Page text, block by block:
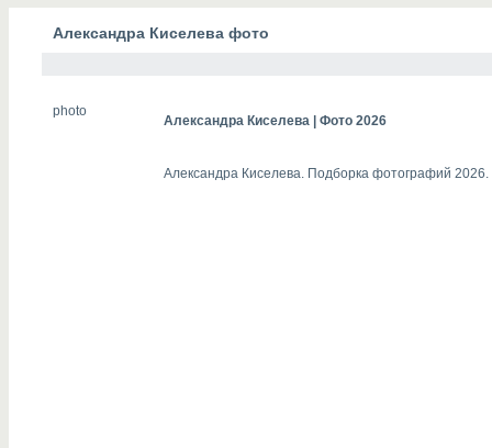
Александра Киселева фото
photo
Александра Киселева | Фото 2026
Александра Киселева. Подборка фотографий 2026.